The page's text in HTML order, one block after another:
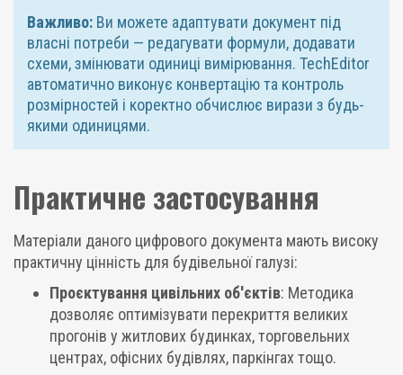
Важливо: Ви можете адаптувати документ під
власні потреби — редагувати формули, додавати
схеми, змінювати одиниці вимірювання. TechEditor
автоматично виконує конвертацію та контроль
розмірностей і коректно обчислює вирази з будь-
якими одиницями.
Практичне застосування
Матеріали даного цифрового документа мають високу
практичну цінність для будівельної галузі:
Проєктування цивільних об'єктів: Методика
дозволяє оптимізувати перекриття великих
прогонів у житлових будинках, торговельних
центрах, офісних будівлях, паркінгах тощо.